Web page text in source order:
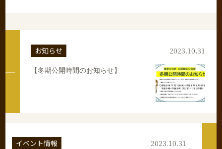
お知らせ
【冬期公開時間のお知らせ】
2023.10.31
イベント情報 2023.10.31